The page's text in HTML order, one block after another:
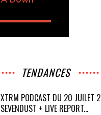
TENDANCES
XTRM PODCAST DU 20 JUILET
SEVENDUST + LIVE REPORT...